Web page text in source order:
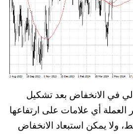
في الانخفاض بعد تشكيل
أي علامات على ارتفاعها
ولا يمكن استبعاد الانخفاض